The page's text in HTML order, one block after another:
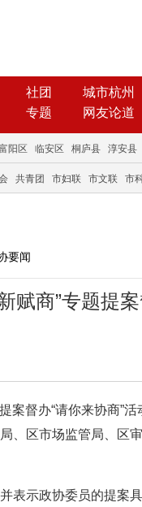
社团
城市杭州
专题 网友论道
阳区 临安区 桐庐县 淳安县
共青团 市妇联 市文联 市
要闻
赋商”专题提
案督办“请你来协商”
、区市场监管局、区
表示政协委员的提案